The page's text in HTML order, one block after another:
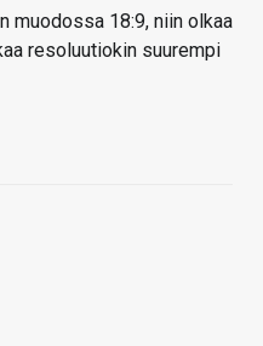
muodossa 18:9, niin olkaa
resoluutiokin suurempi